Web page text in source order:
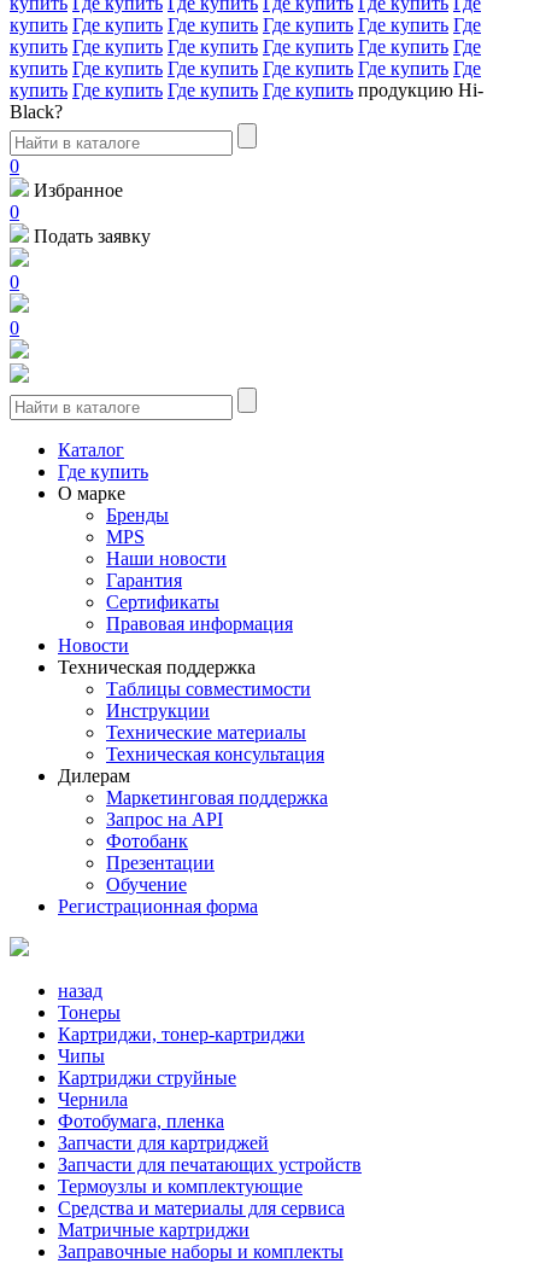
купить Где купить Где купить Где купить Где купить Где
купить Где купить Где купить Где купить Где купить Где
купить Где купить Где купить Где купить Где купить Где
купить Где купить Где купить Где купить продукцию Hi-
Black?
0
Избранное
0
Подать заявку
0
0
Каталог
Где купить
О марке
Бренды
MPS
Наши новости
Гарантия
Сертификаты
Правовая информация
Новости
Техническая поддержка
Таблицы совместимости
Инструкции
Технические материалы
Техническая консультация
Дилерам
Маркетинговая поддержка
Запрос на API
Фотобанк
Презентации
Обучение
Регистрационная форма
назад
Тонеры
Картриджи, тонер-картриджи
Чипы
Картриджи струйные
Чернила
Фотобумага, пленка
Запчасти для картриджей
Запчасти для печатающих устройств
Термоузлы и комплектующие
Средства и материалы для сервиса
Матричные картриджи
Заправочные наборы и комплекты